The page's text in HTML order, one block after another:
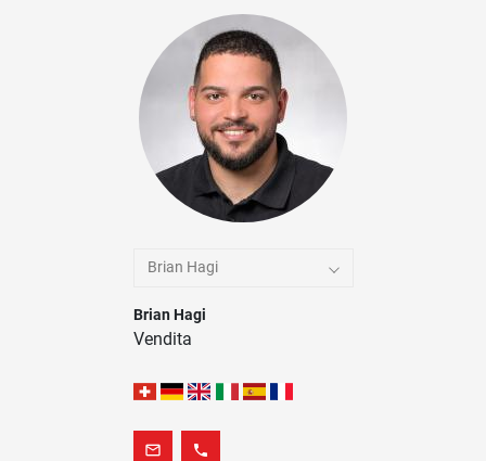
Brian Hagi
Brian Hagi
Vendita
mail_outline phone